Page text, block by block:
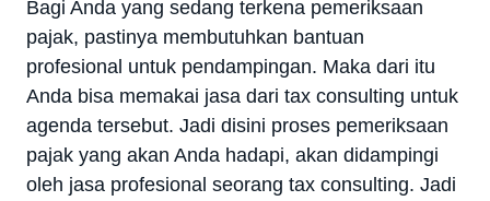
Bagi Anda yang sedang terkena pemeriksaan
pajak, pastinya membutuhkan bantuan
profesional untuk pendampingan. Maka dari itu
Anda bisa memakai jasa dari tax consulting untuk
agenda tersebut. Jadi disini proses pemeriksaan
pajak yang akan Anda hadapi, akan didampingi
oleh jasa profesional seorang tax consulting. Jadi